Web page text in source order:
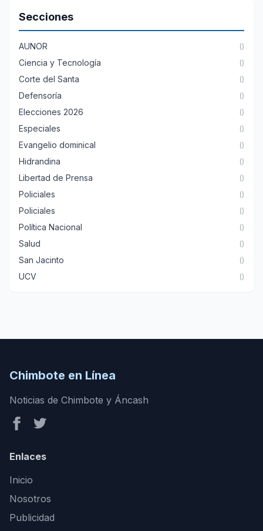
Secciones
AUNOR ()
Ciencia y Tecnología ()
Corte del Santa ()
Defensoría ()
Elecciones 2026 ()
Especiales ()
Evangelio dominical ()
Hidrandina ()
Libertad de Prensa ()
Policiales ()
Policiales ()
Política Nacional ()
Salud ()
San Jacinto ()
UCV ()
Chimbote en Línea
Noticias de Chimbote y Áncash
Enlaces
Inicio
Nosotros
Publicidad